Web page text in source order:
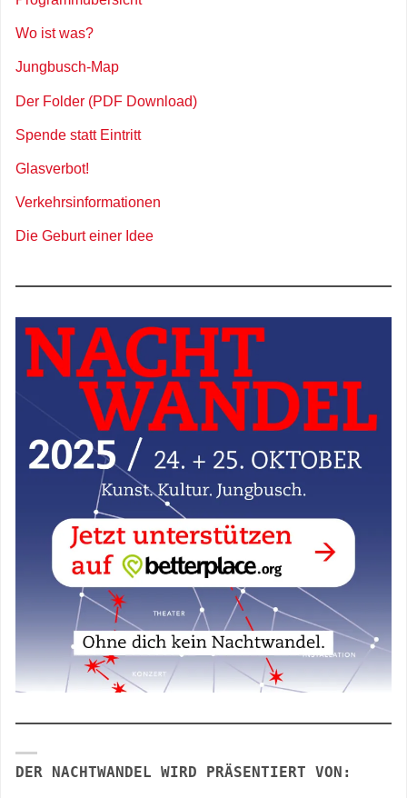
Wo ist was?
Jungbusch-Map
Der Folder (PDF Download)
Spende statt Eintritt
Glasverbot!
Verkehrsinformationen
Die Geburt einer Idee
DER NACHTWANDEL WIRD PRÄSENTIERT VON: